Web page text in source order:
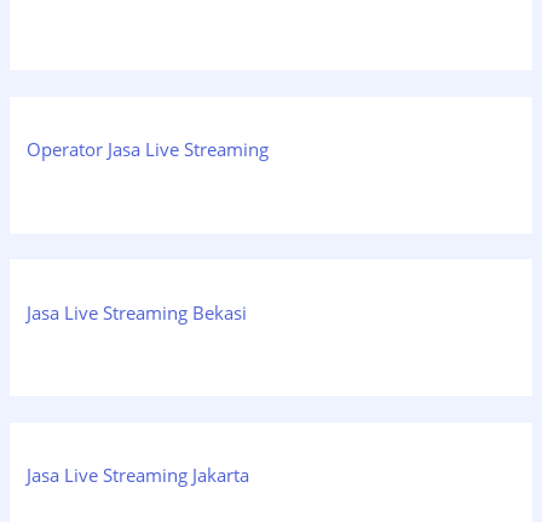
Operator Jasa Live Streaming
Jasa Live Streaming Bekasi
Jasa Live Streaming Jakarta